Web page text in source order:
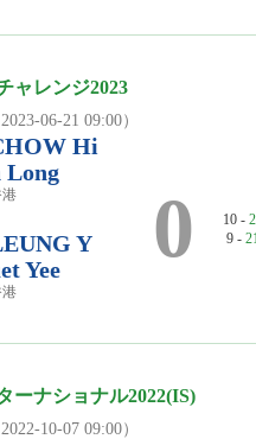
ャレンジ2023
2023-06-21 09:00）
Hi
Long
Y
Yee
0 10 -
9 - 21
ーナショナル2022(IS)
2022-10-07 09:00）